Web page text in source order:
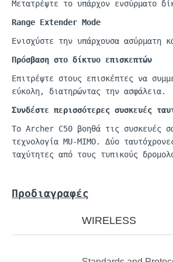
Μετατρέψτε το υπάρχον ενσύρματο
Range Extender Mode
Ενισχύστε την υπάρχουσα ασύρματη
Πρόσβαση στο δίκτυο επισκεπτών
Επιτρέψτε στους επισκέπτες να
εύκολη, διατηρώντας την ασφάλεια.
Συνδέστε περισσότερες συσκευές
Το Archer C50 βοηθά τις συσκευές
τεχνολογία MU-MIMO. Δύο τα
ταχύτητες από τους τυπικούς
Προδιαγραφές
WIRELESS